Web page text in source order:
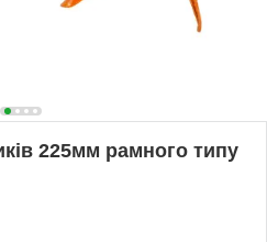
225мм рамного типу